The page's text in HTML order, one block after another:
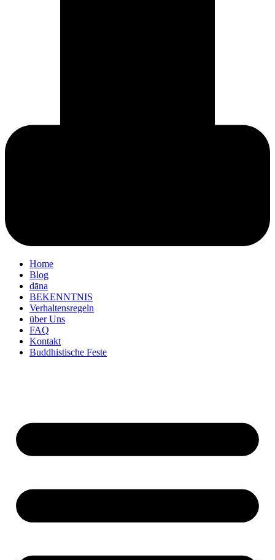
Home
Blog
dāna
BEKENNTNIS
Verhaltensregeln
über Uns
FAQ
Kontakt
Buddhistische Feste